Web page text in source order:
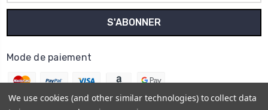
mail
Mode de paiement
We use cookies (and other similar technologies) to collect data